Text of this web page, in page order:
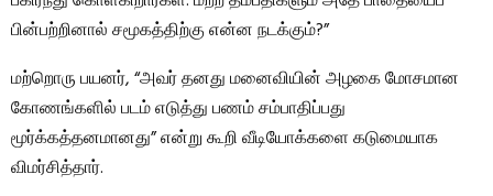
பின்பற்றினால் சமூகத்திற்கு என்ன நடக்கும்?”
மற்றொரு பயனர், “அவர் தனது மனைவியின் அழகை மோசமான
கோணங்களில் படம் எடுத்து பணம் சம்பாதிப்பது
மூர்க்கத்தனமானது” என்று கூறி வீடியோக்களை கடுமையாக
விமர்சித்தார்.